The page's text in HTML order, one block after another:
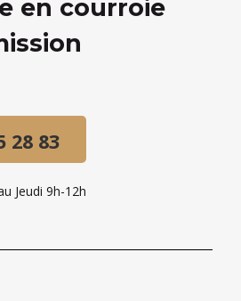
en courroie
28 83
Jeudi 9h-12h